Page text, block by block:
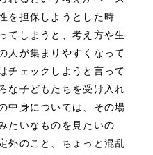
を担保しようとした時
てしまうと、考え方や生
人が集まりやすくなって
チェックしようと言って
な子どもたちを受け入れ
中身については、その場
たいなものを見たいの
外のこと、ちょっと混乱